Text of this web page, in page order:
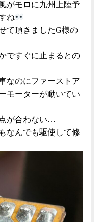
がモロに九州上陸予
ね
て頂きましたG様の
ですぐに止まるとの
なのにファーストア
モーターが動いてい
が合わない…
なんでも駆使して修